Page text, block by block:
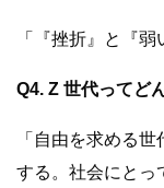
「『挫折』と『
Q4. Z 世代ってど
「自由を求める
する。社会にとっ